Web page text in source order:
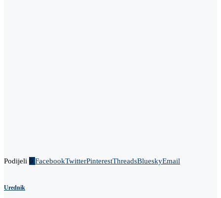
Podijeli 0 FacebookTwitterPinterestThreadsBlueskyEmail
Urednik